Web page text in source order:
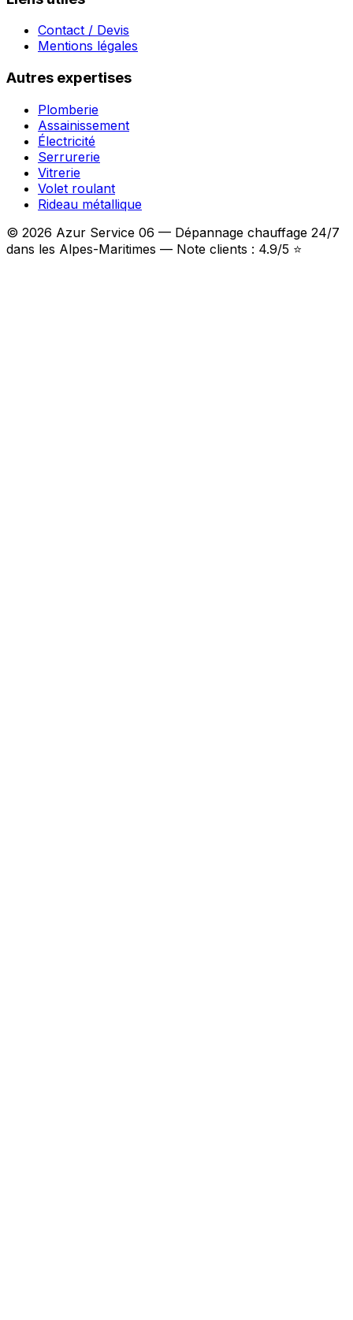
Contact / Devis
Mentions légales
Autres expertises
Plomberie
Assainissement
Électricité
Serrurerie
Vitrerie
Volet roulant
Rideau métallique
© 2026 Azur Service 06 — Dépannage chauffage 24/7
dans les Alpes-Maritimes — Note clients : 4.9/5 ⭐